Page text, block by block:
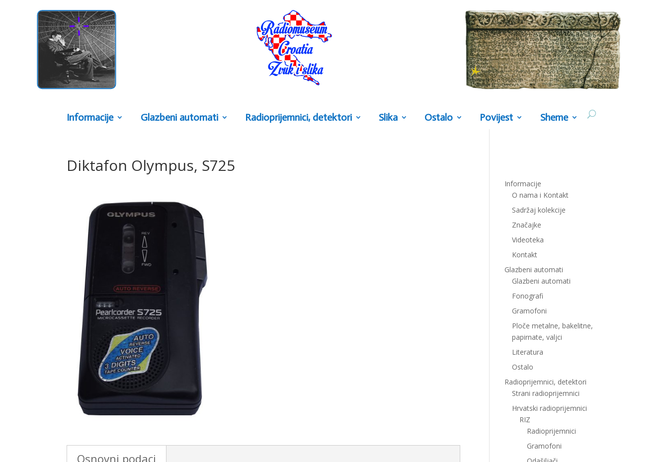
Informacije Glazbeni automati Radioprijemnici, detektori Slika Ostalo Povijest Sheme
Diktafon Olympus, S725
Osnovni podaci
Informacije
O nama i Kontakt
Sadržaj kolekcije
Značajke
Videoteka
Kontakt
Glazbeni automati
Glazbeni automati
Fonografi
Gramofoni
Ploče metalne, bakelitne,
papirnate, valjci
Literatura
Ostalo
Radioprijemnici, detektori
Strani radioprijemnici
Hrvatski radioprijemnici
RIZ
Radioprijemnici
Gramofoni